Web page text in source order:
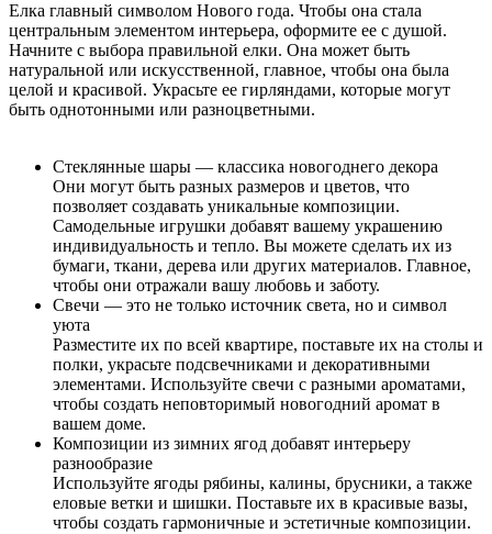
Елка главный символом Нового года. Чтобы она стала
центральным элементом интерьера, оформите ее с душой.
Начните с выбора правильной елки. Она может быть
натуральной или искусственной, главное, чтобы она была
целой и красивой. Украсьте ее гирляндами, которые могут
быть однотонными или разноцветными.
Стеклянные шары — классика новогоднего декора
Они могут быть разных размеров и цветов, что
позволяет создавать уникальные композиции.
Самодельные игрушки добавят вашему украшению
индивидуальность и тепло. Вы можете сделать их из
бумаги, ткани, дерева или других материалов. Главное,
чтобы они отражали вашу любовь и заботу.
Свечи — это не только источник света, но и символ
уюта
Разместите их по всей квартире, поставьте их на столы и
полки, украсьте подсвечниками и декоративными
элементами. Используйте свечи с разными ароматами,
чтобы создать неповторимый новогодний аромат в
вашем доме.
Композиции из зимних ягод добавят интерьеру
разнообразие
Используйте ягоды рябины, калины, брусники, а также
еловые ветки и шишки. Поставьте их в красивые вазы,
чтобы создать гармоничные и эстетичные композиции.